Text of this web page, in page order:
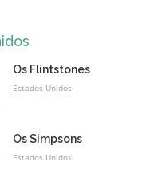
Os Flintstones
Estados Unidos
Os Simpsons
Estados Unidos